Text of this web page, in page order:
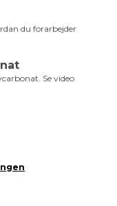
du forarbejder
Se video